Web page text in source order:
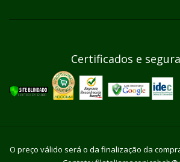
Certificados e
O preço válido será o da finalização da